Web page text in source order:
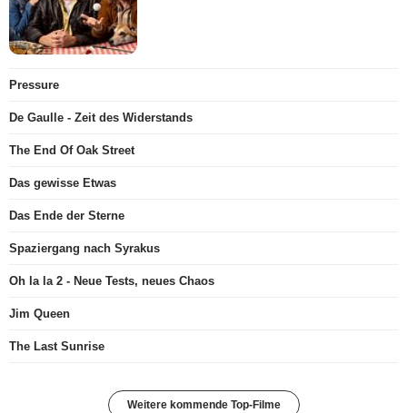
Pressure
De Gaulle - Zeit des Widerstands
The End Of Oak Street
Das gewisse Etwas
Das Ende der Sterne
Spaziergang nach Syrakus
Oh la la 2 - Neue Tests, neues Chaos
Jim Queen
The Last Sunrise
Weitere kommende Top-Filme